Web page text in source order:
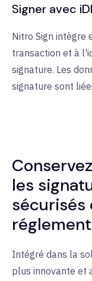
Signer avec
Nitro Sign intègre
transaction et à
signature. Les
signature sont
les
sécurisés
Intégré dans la
plus innovante et